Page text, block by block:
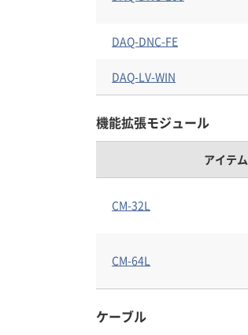
DAQ-DNC-FE
DAQ-LV-WIN
機能拡張モジュール
アイテム
CM-32L
CM-64L
ケーブル